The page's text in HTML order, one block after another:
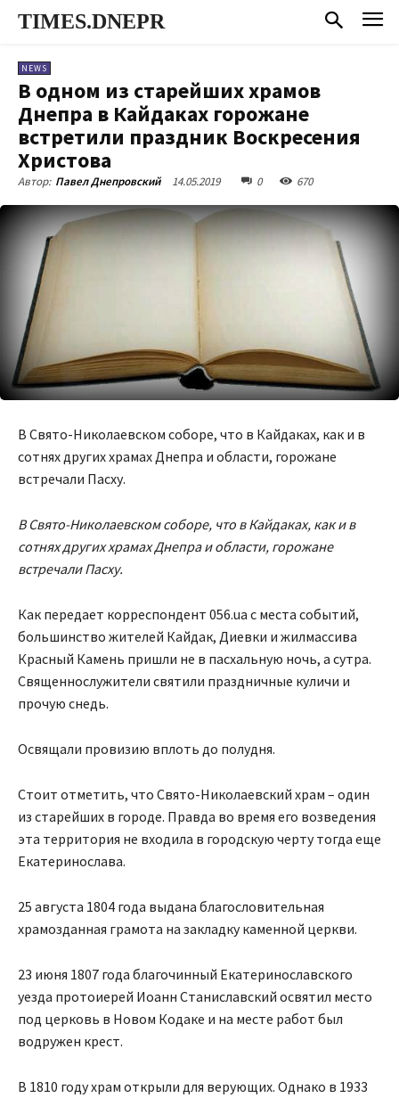
TIMES.DNEPR
NEWS
В одном из старейших храмов
Днепра в Кайдаках горожане
встретили праздник Воскресения
Христова
Автор: Павел Днепровский 14.05.2019 0 670
В Свято-Николаевском соборе, что в Кайдаках, как и в
сотнях других храмах Днепра и области, горожане
встречали Пасху.
В Свято-Николаевском соборе, что в Кайдаках, как и в
сотнях других храмах Днепра и области, горожане
встречали Пасху.
Как передает корреспондент 056.ua с места событий,
большинство жителей Кайдак, Диевки и жилмассива
Красный Камень пришли не в пасхальную ночь, а сутра.
Священнослужители святили праздничные куличи и
прочую снедь.
Освящали провизию вплоть до полудня.
Стоит отметить, что Свято-Николаевский храм – один
из старейших в городе. Правда во время его возведения
эта территория не входила в городскую черту тогда еще
Екатеринослава.
25 августа 1804 года выдана благословительная
храмозданная грамота на закладку каменной церкви.
23 июня 1807 года благочинный Екатеринославского
уезда протоиерей Иоанн Станиславский освятил место
под церковь в Новом Кодаке и на месте работ был
водружен крест.
В 1810 году храм открыли для верующих. Однако в 1933